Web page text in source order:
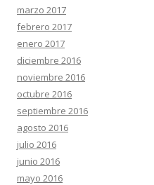
marzo 2017
febrero 2017
enero 2017
diciembre 2016
noviembre 2016
octubre 2016
septiembre 2016
agosto 2016
julio 2016
junio 2016
mayo 2016